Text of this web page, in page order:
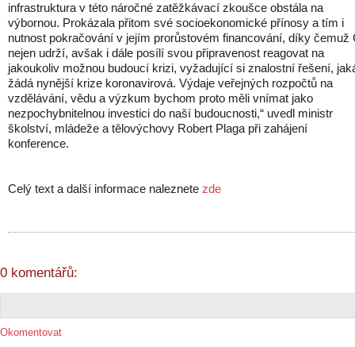
infrastruktura v této náročné zatěžkávací zkoušce obstála na
výbornou. Prokázala přitom své socioekonomické přínosy a tím i
nutnost pokračování v jejím prorůstovém financování, díky čemuž
nejen udrží, avšak i dále posílí svou připravenost reagovat na
jakoukoliv možnou budoucí krizi, vyžadující si znalostní řešení,
žádá nynější krize koronavirová. Výdaje veřejných rozpočtů na
vzdělávání, vědu a výzkum bychom proto měli vnímat jako
nezpochybnitelnou investici do naší budoucnosti,“ uvedl ministr
školství, mládeže a tělovýchovy Robert Plaga při zahájení
konference.
Celý text a další informace naleznete zde
0 komentářů:
Okomentovat